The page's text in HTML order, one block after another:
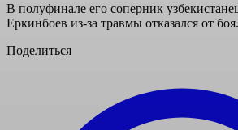
В полуфинале его соперник
Еркинбоев из-за травмы отказался от боя.
Поделиться